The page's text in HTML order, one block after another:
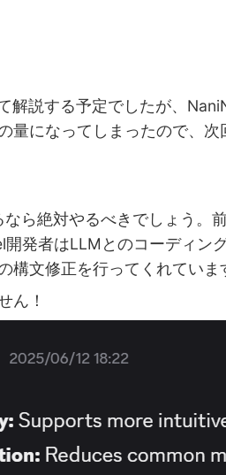
解説する予定でしたが、
量になってしまったので、次
ら絶対やるべきでしょう。
発者はLLMとのコーディン
構文修正を行ってくれていま
ん！